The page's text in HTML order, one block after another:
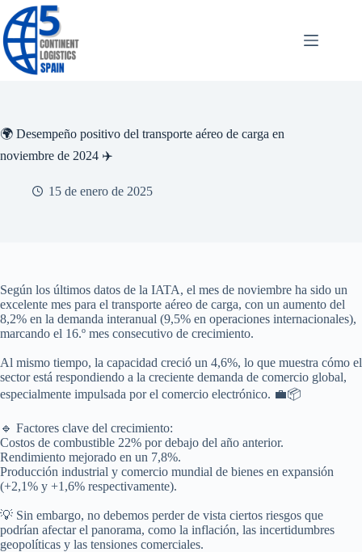
Saltar
al
contenido
🌍 Desempeño positivo del transporte aéreo de carga en
noviembre de 2024 ✈️
15 de enero de 2025
Según los últimos datos de la IATA, el mes de noviembre ha sido un
excelente mes para el transporte aéreo de carga, con un aumento del
8,2% en la demanda interanual (9,5% en operaciones internacionales),
marcando el 16.º mes consecutivo de crecimiento.
Al mismo tiempo, la capacidad creció un 4,6%, lo que muestra cómo el
sector está respondiendo a la creciente demanda de comercio global,
especialmente impulsada por el comercio electrónico. 💼📦
🔹 Factores clave del crecimiento:
Costos de combustible 22% por debajo del año anterior.
Rendimiento mejorado en un 7,8%.
Producción industrial y comercio mundial de bienes en expansión
(+2,1% y +1,6% respectivamente).
💡 Sin embargo, no debemos perder de vista ciertos riesgos que
podrían afectar el panorama, como la inflación, las incertidumbres
geopolíticas y las tensiones comerciales.